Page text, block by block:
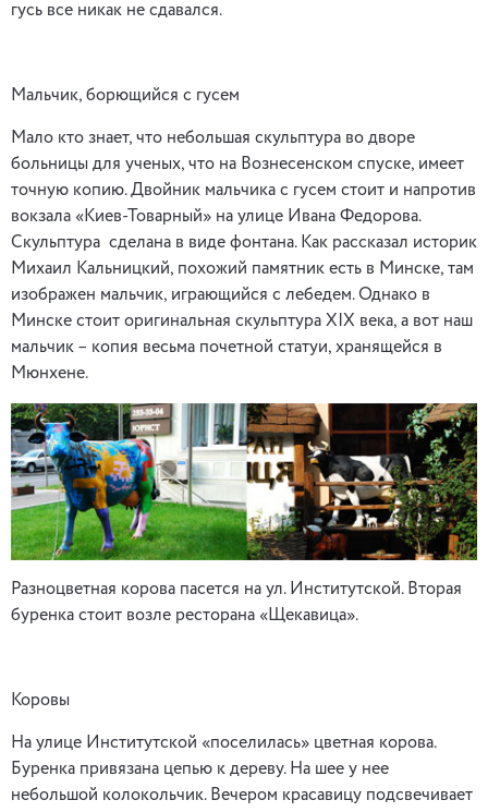
гусь все никак не сдавался.
Мальчик, борющийся с гусем
Мало кто знает, что небольшая скульптура во дворе
больницы для ученых, что на Вознесенском спуске, имеет
точную копию. Двойник мальчика с гусем стоит и напротив
вокзала «Киев-Товарный» на улице Ивана Федорова.
Скульптура сделана в виде фонтана. Как рассказал историк
Михаил Кальницкий, похожий памятник есть в Минске, там
изображен мальчик, играющийся с лебедем. Однако в
Минске стоит оригинальная скульптура ХІХ века, а вот наш
мальчик – копия весьма почетной статуи, хранящейся в
Мюнхене.
Разноцветная корова пасется на ул. Институтской. Вторая
буренка стоит возле ресторана «Щекавица».
Коровы
На улице Институтской «поселилась» цветная корова.
Буренка привязана цепью к дереву. На шее у нее
небольшой колокольчик. Вечером красавицу подсвечивает